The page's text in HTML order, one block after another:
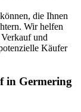
die Ihnen
Wir helfen
und
Käufer
in Germering